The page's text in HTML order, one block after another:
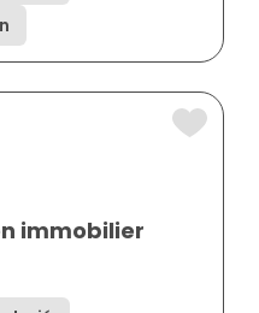
immobilier